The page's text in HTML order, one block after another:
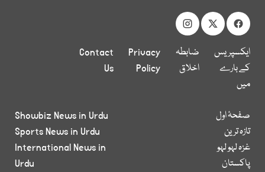
ایکسپریس
کے بارے
میں
ضابطہ
اخلاق
Privacy
Policy
Contact
Us
صفحۂ اول
تازہ ترین
غزہ لہو لہو
پاکستان
Showbiz News in Urdu
Sports News in Urdu
International News in
Urdu